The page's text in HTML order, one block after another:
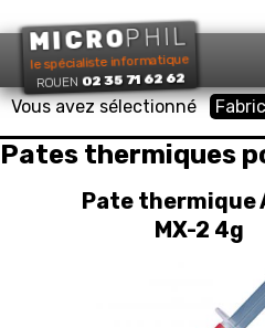
MICROPHIL
le spécialiste informatique
ROUEN 02 35 71 62 62
Vous avez sélectionné
Pates thermiques
Pate thermique
MX-2 4g